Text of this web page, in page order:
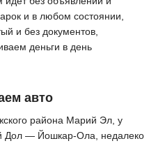
и в любом состоянии,
и без документов,
деньги в день
авто
района Марий Эл, у
Дол — Йошкар-Ола, недалеко